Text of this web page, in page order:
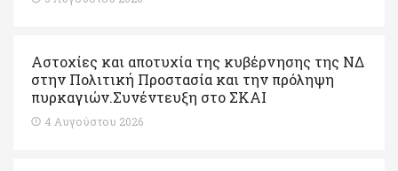
Αστοχίες και αποτυχία της κυβέρνησης της ΝΔ
στην Πολιτική Προστασία και την πρόληψη
πυρκαγιών.Συνέντευξη στο ΣΚΑΙ
4 Αυγούστου 2026